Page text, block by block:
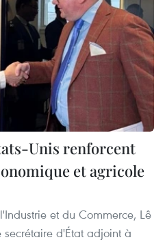
Unis renforcent
et agricole
et du Commerce, Lê
d'État adjoint à